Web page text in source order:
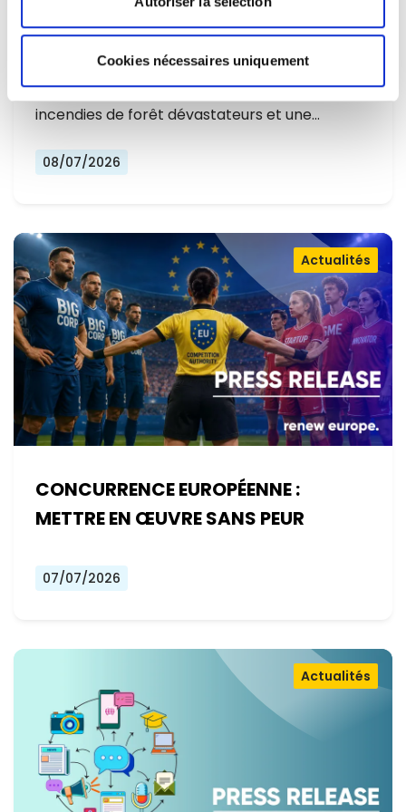
Cookies nécessaires uniquement
L'EUROPE NE PEUT PLUS SE
CONTENTER DE RÉAGIR ET DOIT SE
PRÉPARER
Alors que l'Europe connaît un nouvel été
marqué par des températures record, des
incendies de forêt dévastateurs et une…
08/07/2026
CONCURRENCE EUROPÉENNE :
METTRE EN ŒUVRE SANS PEUR
Actualités
07/07/2026
Actualités